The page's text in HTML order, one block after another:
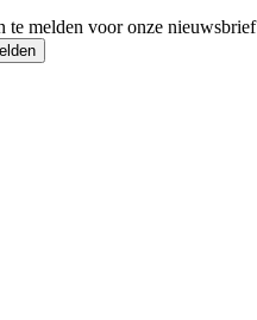
te melden voor onze nieuwsbrief